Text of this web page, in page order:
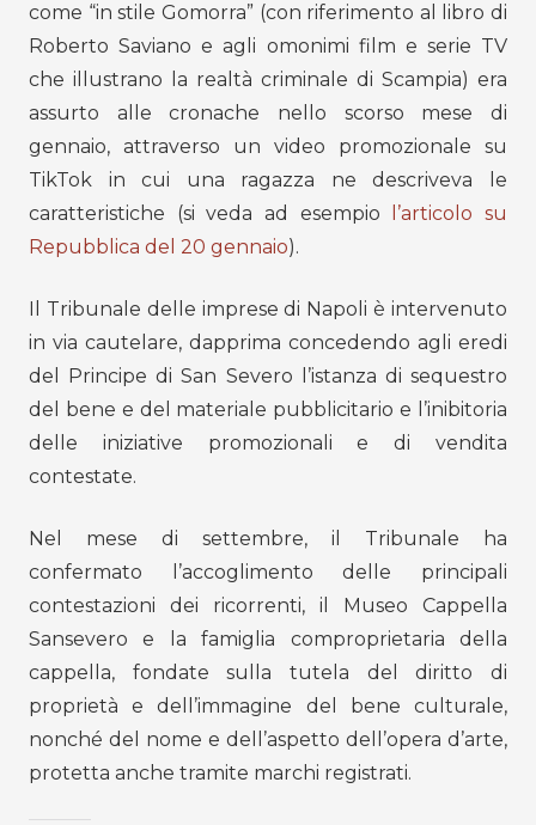
come “in stile Gomorra” (con riferimento al libro di
Roberto Saviano e agli omonimi film e serie TV
che illustrano la realtà criminale di Scampia) era
assurto alle cronache nello scorso mese di
gennaio, attraverso un video promozionale su
TikTok in cui una ragazza ne descriveva le
caratteristiche (si veda ad esempio
l’articolo su
Repubblica del 20 gennaio).
Il Tribunale delle imprese di Napoli è intervenuto
in via cautelare, dapprima concedendo agli eredi
del Principe di San Severo l’istanza di sequestro
del bene e del materiale pubblicitario e l’inibitoria
delle iniziative promozionali e di vendita
contestate.
Nel mese di settembre, il Tribunale ha
confermato l’accoglimento delle principali
contestazioni dei ricorrenti, il Museo Cappella
Sansevero e la famiglia comproprietaria della
cappella, fondate sulla tutela del diritto di
proprietà e dell’immagine del bene culturale,
nonché del nome e dell’aspetto dell’opera d’arte,
protetta anche tramite marchi registrati.